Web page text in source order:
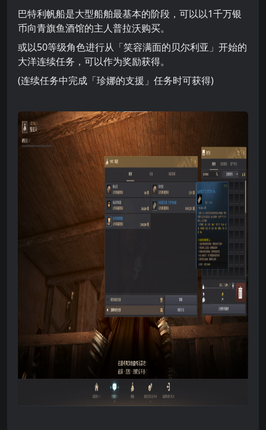
巴特利帆船是大型船舶最基本的阶段，可以以1千万银
币向青旗鱼酒馆的主人普拉沃购买。
或以50等级角色进行从「笑容满面的贝尔利亚」开始的
大洋连续任务，可以作为奖励获得。
(连续任务中完成「珍娜的支援」任务时可获得)